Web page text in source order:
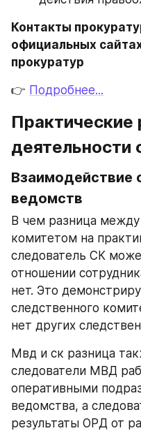
Контакты
официальных
прокуратур
👉 Подробнее...
Практические
деятельности
Взаимодействие
ведомств
В чем разница
комитетом на
следователь СК
отношении
нет. Это
следственного
нет других
Мвд и ск разница
следователи МВД
оперативными
ведомства, а
результаты ОРД от